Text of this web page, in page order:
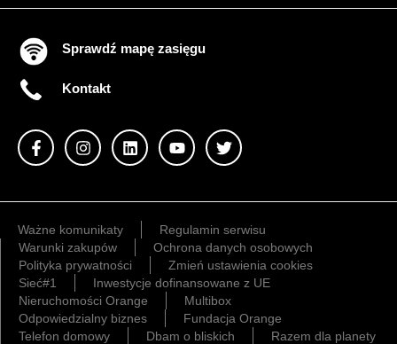
Sprawdź mapę zasięgu
Kontakt
Ważne komunikaty
Regulamin serwisu
Warunki zakupów
Ochrona danych osobowych
Polityka prywatności
Zmień ustawienia cookies
Sieć#1
Inwestycje dofinansowane z UE
Nieruchomości Orange
Multibox
Odpowiedzialny biznes
Fundacja Orange
Telefon domowy
Dbam o bliskich Razem dla planety